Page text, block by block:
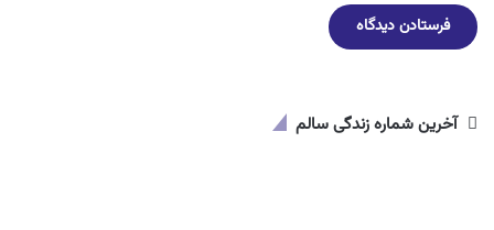
آخرین شماره زندگی سالم